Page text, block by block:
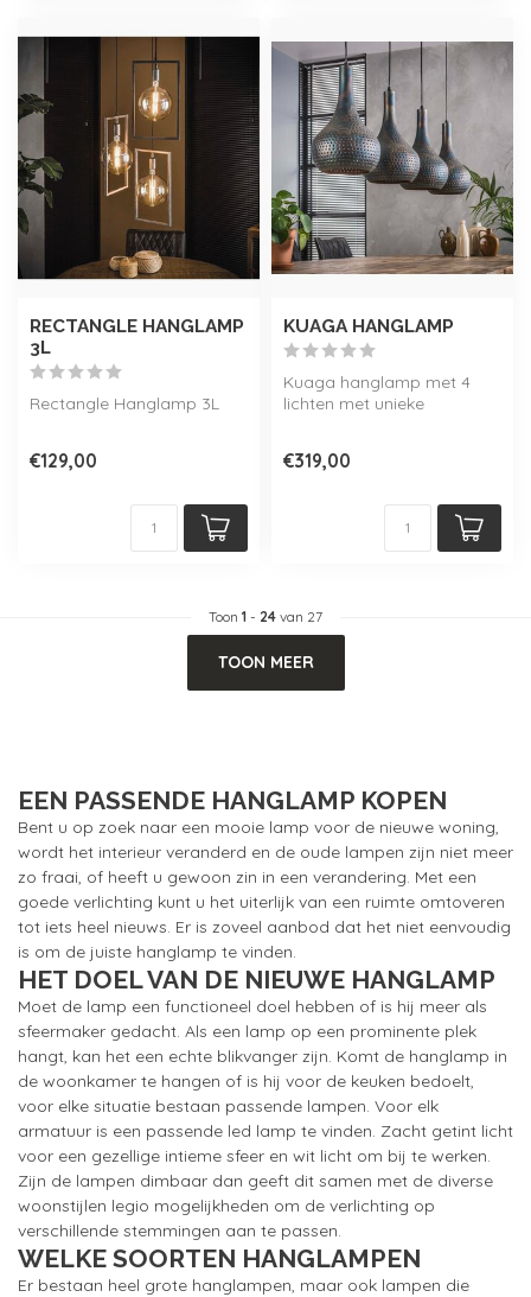
RECTANGLE HANGLAMP
3L
Rectangle Hanglamp 3L
€129,00
KUAGA HANGLAMP
Kuaga hanglamp met 4
lichten met unieke
hand g...
€319,00
Toon 1 - 24 van 27
TOON MEER
EEN PASSENDE HANGLAMP KOPEN
Bent u op zoek naar een mooie lamp voor de nieuwe woning,
wordt het interieur veranderd en de oude lampen zijn niet meer
zo fraai, of heeft u gewoon zin in een verandering. Met een
goede verlichting kunt u het uiterlijk van een ruimte omtoveren
tot iets heel nieuws. Er is zoveel aanbod dat het niet eenvoudig
is om de juiste hanglamp te vinden.
HET DOEL VAN DE NIEUWE HANGLAMP
Moet de lamp een functioneel doel hebben of is hij meer als
sfeermaker gedacht. Als een lamp op een prominente plek
hangt, kan het een echte blikvanger zijn. Komt de hanglamp in
de woonkamer te hangen of is hij voor de keuken bedoelt,
voor elke situatie bestaan passende lampen. Voor elk
armatuur is een passende led lamp te vinden. Zacht getint licht
voor een gezellige intieme sfeer en wit licht om bij te werken.
Zijn de lampen dimbaar dan geeft dit samen met de diverse
woonstijlen legio mogelijkheden om de verlichting op
verschillende stemmingen aan te passen.
WELKE SOORTEN HANGLAMPEN
Er bestaan heel grote hanglampen, maar ook lampen die